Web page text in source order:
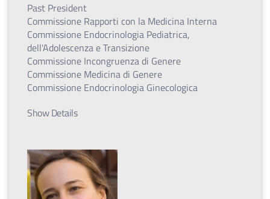
Past President
Commissione Rapporti con la Medicina Interna
Commissione Endocrinologia Pediatrica,
dell'Adolescenza e Transizione
Commissione Incongruenza di Genere
Commissione Medicina di Genere
Commissione Endocrinologia Ginecologica
Show Details